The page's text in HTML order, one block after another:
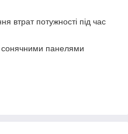
втрат потужності під час
панелями